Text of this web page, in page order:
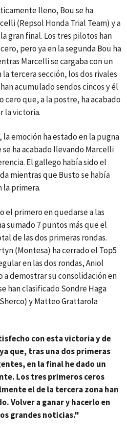
lleno, Bou se ha
(Repsol Honda Trial Team) y a
gran final. Los tres pilotos han
pero ya en la segunda Bou ha
Marcelli se cargaba con un
la tercera sección, los dos rivales
acumulado sendos cincos y él
cero que, a la postre, ha acabado
la victoria.
emoción ha estado en la pugna
ha acabado llevando Marcelli
El gallego había sido el
mientras que Busto se había
la primera.
el primero en quedarse a las
sumado 7 puntos más que el
de las dos primeras rondas.
(Montesa) ha cerrado el Top5
en las dos rondas, Aniol
demostrar su consolidación en
han clasificado Sondre Haga
y Matteo Grattarola
con esta victoria y de
que, tras una dos primeras
en la final he dado un
Los tres primeros ceros
el de la tercera zona han
Volver a ganar y hacerlo en
grandes noticias."